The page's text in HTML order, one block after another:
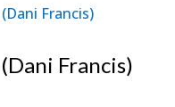
Francis)